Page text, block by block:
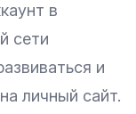
в
сети
и
личный сайт.